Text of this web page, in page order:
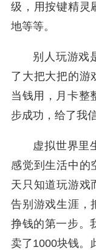
级，用按键精灵
地等等。
别人玩游戏
了大把大把的游
当钱用，月卡整
步成功，给了我
虚拟世界里
感觉到生活中的
天只知道玩游戏
告别游戏生涯，
挣钱的第一步。
卖了1000块钱。